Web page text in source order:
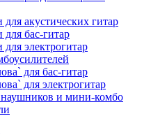
акустических гитар
бас-гитар
электрогитар
для бас-гитар
для электрогитар
наушников и мини-комбо